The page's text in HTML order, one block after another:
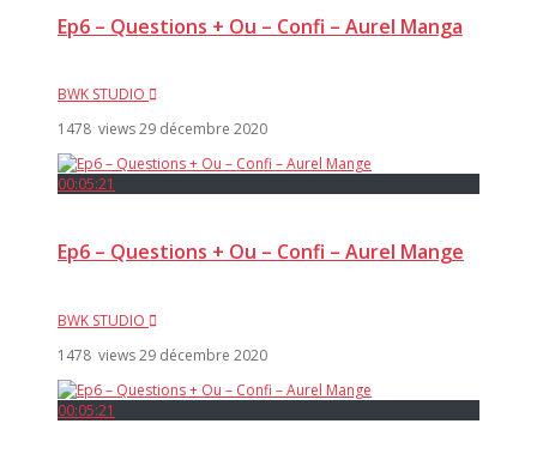
Ep6 – Questions + Ou – Confi – Aurel Manga
BWK STUDIO
1478 views29 décembre 2020
00:05:21
Ep6 – Questions + Ou – Confi – Aurel Mange
BWK STUDIO
1478 views29 décembre 2020
00:05:21